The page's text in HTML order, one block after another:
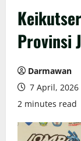
Provinsi
Darmawan
7 April, 2026
2 minutes read